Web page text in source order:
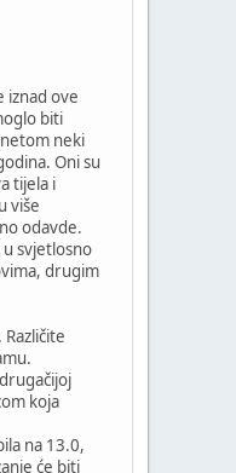
iznad ove
biti
neki
Oni su
tijela i
više
odavde.
svjetlosno
drugim
koja
na 13.0,
će biti